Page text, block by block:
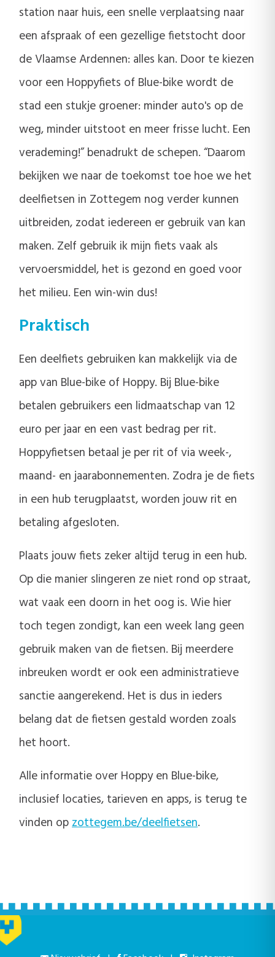
station naar huis, een snelle verplaatsing naar
een afspraak of een gezellige fietstocht door
de Vlaamse Ardennen: alles kan. Door te kiezen
voor een Hoppyfiets of Blue-bike wordt de
stad een stukje groener: minder auto's op de
weg, minder uitstoot en meer frisse lucht. Een
verademing!” benadrukt de schepen. “Daarom
bekijken we naar de toekomst toe hoe we het
deelfietsen in Zottegem nog verder kunnen
uitbreiden, zodat iedereen er gebruik van kan
maken. Zelf gebruik ik mijn fiets vaak als
vervoersmiddel, het is gezond en goed voor
het milieu. Een win-win dus!
Praktisch
Een deelfiets gebruiken kan makkelijk via de
app van Blue-bike of Hoppy. Bij Blue-bike
betalen gebruikers een lidmaatschap van 12
euro per jaar en een vast bedrag per rit.
Hoppyfietsen betaal je per rit of via week-,
maand- en jaarabonnementen. Zodra je de fiets
in een hub terugplaatst, worden jouw rit en
betaling afgesloten.
Plaats jouw fiets zeker altijd terug in een hub.
Op die manier slingeren ze niet rond op straat,
wat vaak een doorn in het oog is. Wie hier
toch tegen zondigt, kan een week lang geen
gebruik maken van de fietsen. Bij meerdere
inbreuken wordt er ook een administratieve
sanctie aangerekend. Het is dus in ieders
belang dat de fietsen gestald worden zoals
het hoort.
Alle informatie over Hoppy en Blue-bike,
inclusief locaties, tarieven en apps, is terug te
vinden opzottegem.be/deelfietsen.